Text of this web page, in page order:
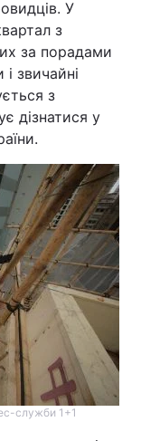
У
з
за порадами
звичайні
з
дізнатися у
служби 1+1